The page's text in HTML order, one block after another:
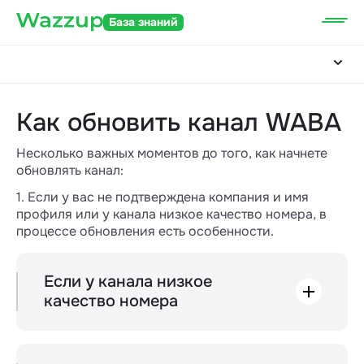
База знаний
Как обновить канал WABA
Несколько важных моментов до того, как начнете
обновлять канал:
1. Если у вас не подтверждена компания и имя
профиля или у канала низкое качество номера, в
процессе обновления есть особенности.
Если у канала низкое
качество номера